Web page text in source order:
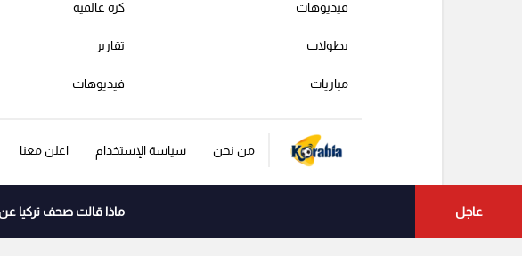
عاجل ماذا قالت صحف تركيا
فيديوهات
بطولات
مباريات
كرة عالمية
تقارير
فيديوهات
من نحن سياسة الإستخدام اعلن معنا